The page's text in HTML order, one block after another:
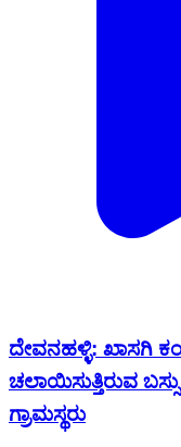
ದೇವನಹಳ್ಳಿ: ಖಾಸಗಿ‌
ಚಲಾಯಿಸುತ್ತಿರುವ
ಗ್ರಾಮಸ್ಥರು